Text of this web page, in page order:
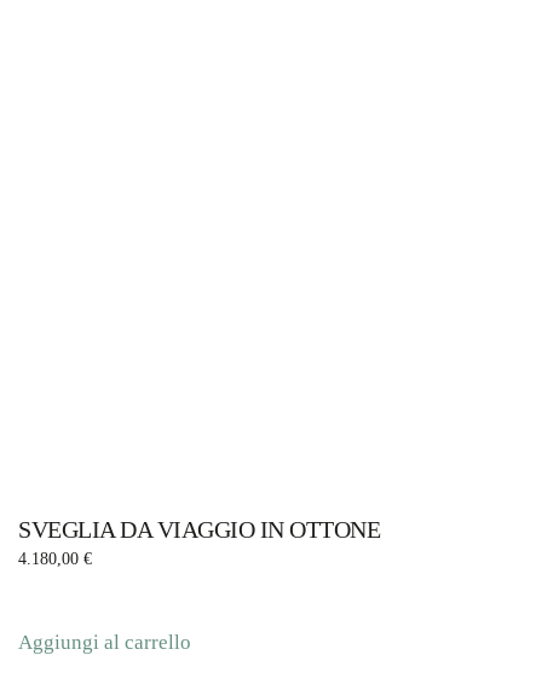
SVEGLIA DA VIAGGIO IN OTTONE
4.180,00 €
Aggiungi al carrello